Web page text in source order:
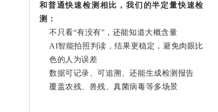
和普通快速检测相比 ，我们的半定量快速检
测：
不只看“有没有”，还能知道大概含量
AI智能拍照判读，结果更稳定，避免肉眼比
色的人为误差
数据可记录、可追溯、还能生成检测报告
覆盖农残、兽残、真菌病毒等多场景